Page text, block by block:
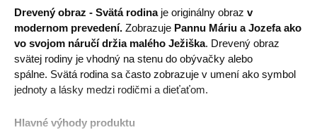
Drevený obraz - Svätá rodinaje originálny obraz v
modernom prevedení. Zobrazuje Pannu Máriu a Jozefa ako
vo svojom náručí držia malého Ježiška. Drevený obraz
svätej rodiny je vhodný na stenu do obývačky alebo
spálne. Svätá rodina sa často zobrazuje v umení ako symbol
jednoty a lásky medzi rodičmi a dieťaťom.
Hlavné výhody produktu